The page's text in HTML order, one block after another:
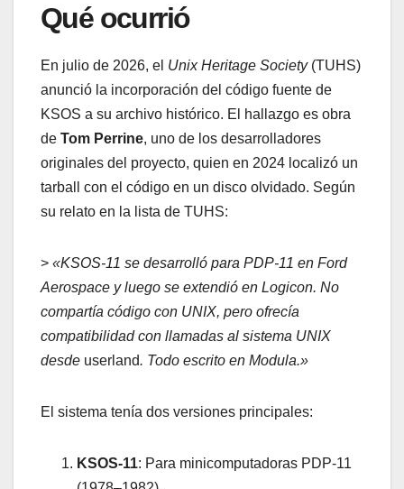
Qué ocurrió
En julio de 2026, el Unix Heritage Society(TUHS)
anunció la incorporación del código fuente de
KSOS a su archivo histórico. El hallazgo es obra
de Tom Perrine, uno de los desarrolladores
originales del proyecto, quien en 2024 localizó un
tarball con el código en un disco olvidado. Según
su relato en la lista de TUHS:
> «KSOS-11 se desarrolló para PDP-11 en Ford
Aerospace y luego se extendió en Logicon. No
compartía código con UNIX, pero ofrecía
compatibilidad con llamadas al sistema UNIX
desde userland. Todo escrito en Modula.»
El sistema tenía dos versiones principales:
KSOS-11: Para minicomputadoras PDP-11